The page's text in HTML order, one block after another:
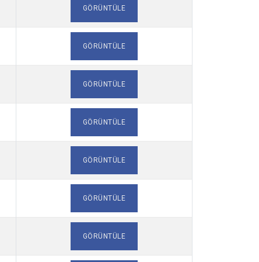
GÖRÜNTÜLE
GÖRÜNTÜLE
GÖRÜNTÜLE
GÖRÜNTÜLE
GÖRÜNTÜLE
GÖRÜNTÜLE
GÖRÜNTÜLE